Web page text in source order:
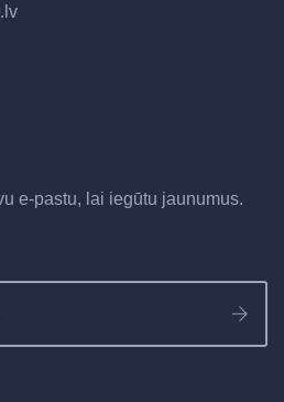
e-pastu, lai iegūtu jaunumus.